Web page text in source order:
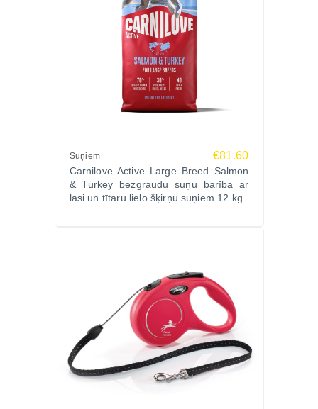
Suņiem €81.60
Carnilove Active Large Breed Salmon
& Turkey bezgraudu suņu barība ar
lasi un tītaru lielo šķirņu suņiem 12 kg